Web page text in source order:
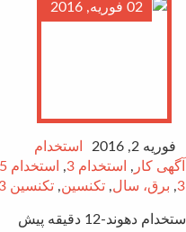
02 فوریه, 2016
فوریه 2, 2016
استخدام
آگهی کار , استخدام 3 , استخدام 95
3
, برق، سال, تکنسین, تکنسین 3
استخدام دهوند-12 دقیقه پیش